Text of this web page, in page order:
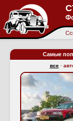
Самые
все·